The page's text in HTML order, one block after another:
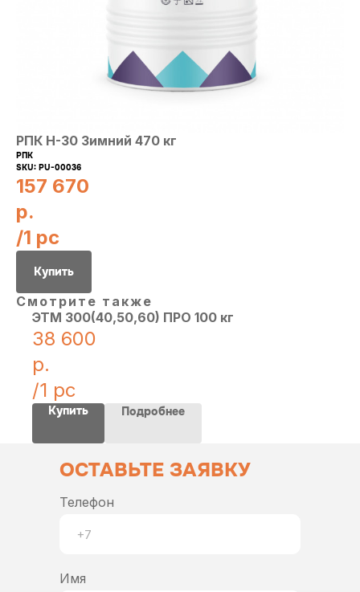
РПК Н-30 Зимний 470 кг
РПК
SKU: PU-00036
157 670
р.
/1 pc
Купить
Смотрите также
ЭТМ 300(40,50,60) ПРО 100 кг
38 600
р.
/1 pc
Купить Подробнее
ОСТАВЬТЕ ЗАЯВКУ
Телефон
Имя